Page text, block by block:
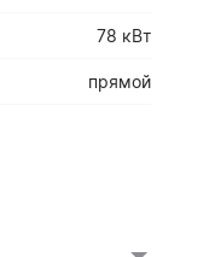
78 кВт
прямой